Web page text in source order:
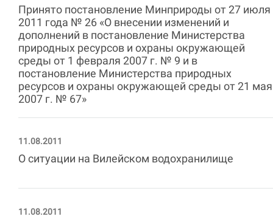
Принято постановление Минприроды от 27 июля
2011 года № 26 «О внесении изменений и
дополнений в постановление Министерства
природных ресурсов и охраны окружающей
среды от 1 февраля 2007 г. № 9 и в
постановление Министерства природных
ресурсов и охраны окружающей среды от 21 мая
2007 г. № 67»
11.08.2011
О ситуации на Вилейском водохранилище
11.08.2011